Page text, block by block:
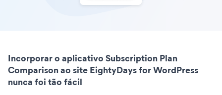
Incorporar o aplicativo Subscription Plan
Comparison ao site EightyDays for WordPress
nunca foi tão fácil